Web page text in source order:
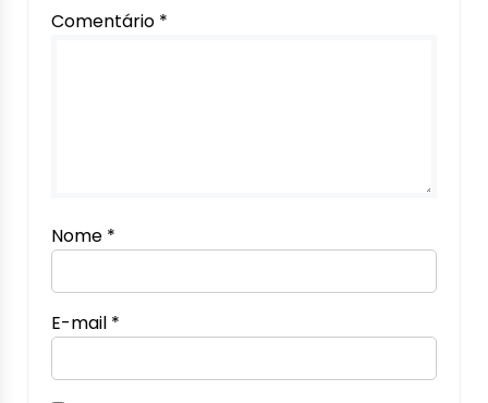
Comentário *
Nome *
E-mail *